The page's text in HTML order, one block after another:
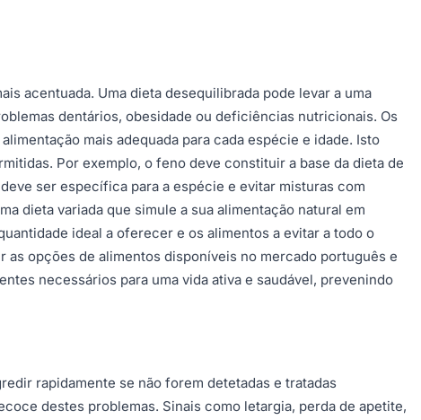
acentuada. Uma dieta desequilibrada pode levar a uma
dentários, obesidade ou deficiências nutricionais. Os
mais adequada para cada espécie e idade. Isto
Por exemplo, o feno deve constituir a base da dieta de
ser específica para a espécie e evitar misturas com
dieta variada que simule a sua alimentação natural em
ideal a oferecer e os alimentos a evitar a todo o
opções de alimentos disponíveis no mercado português e
necessários para uma vida ativa e saudável, prevenindo
rapidamente se não forem detetadas e tratadas
destes problemas. Sinais como letargia, perda de apetite,